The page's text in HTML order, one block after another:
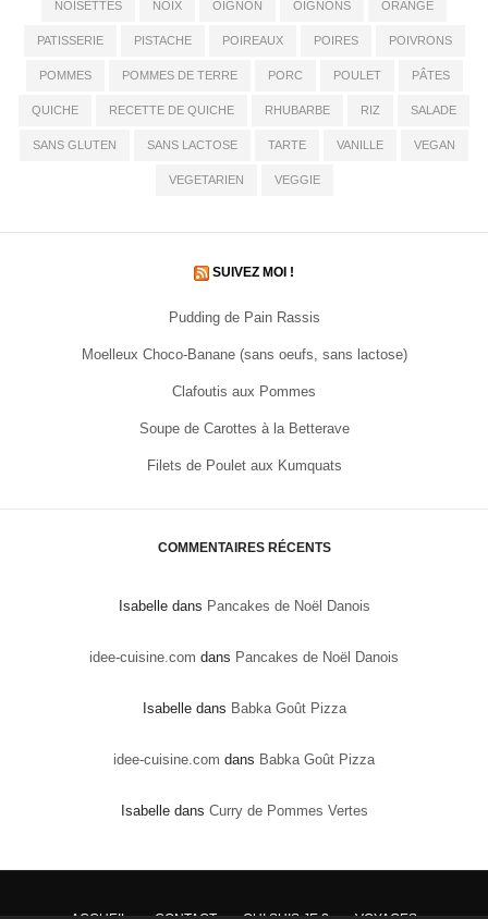
NOISETTES NOIX OIGNON OIGNONS ORANGE
PATISSERIE PISTACHE POIREAUX POIRES POIVRONS
POMMES POMMES DE TERRE PORC POULET PÂTES
QUICHE RECETTE DE QUICHE RHUBARBE RIZ SALADE
SANS GLUTEN SANS LACTOSE TARTE VANILLE VEGAN
VEGETARIEN VEGGIE
SUIVEZ MOI !
Pudding de Pain Rassis
Moelleux Choco-Banane (sans oeufs, sans lactose)
Clafoutis aux Pommes
Soupe de Carottes à la Betterave
Filets de Poulet aux Kumquats
COMMENTAIRES RÉCENTS
Isabelledans Pancakes de Noël Danois
idee-cuisine.com dans Pancakes de Noël Danois
Isabelledans Babka Goût Pizza
idee-cuisine.com dans Babka Goût Pizza
Isabelledans Curry de Pommes Vertes